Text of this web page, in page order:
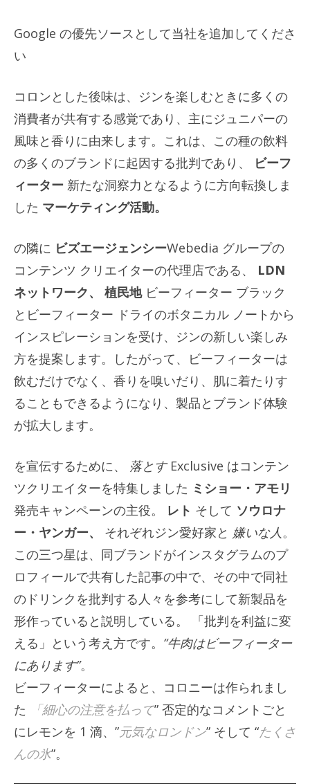
Google の優先ソースとして当社を追加してくださ
い
コロンとした後味は、ジンを楽しむときに多くの
消費者が共有する感覚であり、主にジュニパーの
風味と香りに由来します。これは、この種の飲料
の多くのブランドに起因する批判であり、
ビーフ
ィーター 新たな洞察力となるように方向転換しま
した マーケティング活動。
の隣に ビズエージェンシーWebedia グループの
コンテンツ クリエイターの代理店である、
LDN
ネットワーク、
植民地 ビーフィーター ブラック
とビーフィーター ドライのボタニカル ノートから
インスピレーションを受け、ジンの新しい楽しみ
方を提案します。したがって、ビーフィーターは
飲むだけでなく、香りを嗅いだり、肌に着たりす
ることもできるようになり、製品とブランド体験
が拡大します。
を宣伝するために、 落とすExclusive はコンテン
ツクリエイターを特集しました ミショー・アモリ
発売キャンペーンの主役。 レト そして ソウロナ
ー・ヤンガー、 それぞれジン愛好家と 嫌いな人 。
この三つ星は、同ブランドがインスタグラムのプ
ロフィールで共有した記事の中で、その中で同社
のドリンクを批判する人々を参考にして新製品を
形作っていると説明している。 「批判を利益に変
える」という考え方です。 “牛肉はビーフィーター
にあります”。
ビーフィーターによると、コロニーは作られまし
た
「細心の注意を払って” 否定的なコメントごと
にレモンを 1 滴、”元気なロンドン” そして “たくさ
んの氷”。